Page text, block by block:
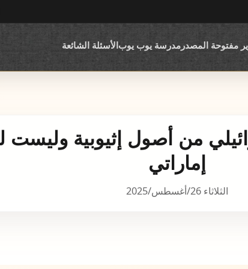
مفتوحة المصدر مدرسة يوب يوبالأسئلة الشائعة
من أصول إثيوبية وليست
إماراتي
الثلاثاء 26/أغسطس/2025